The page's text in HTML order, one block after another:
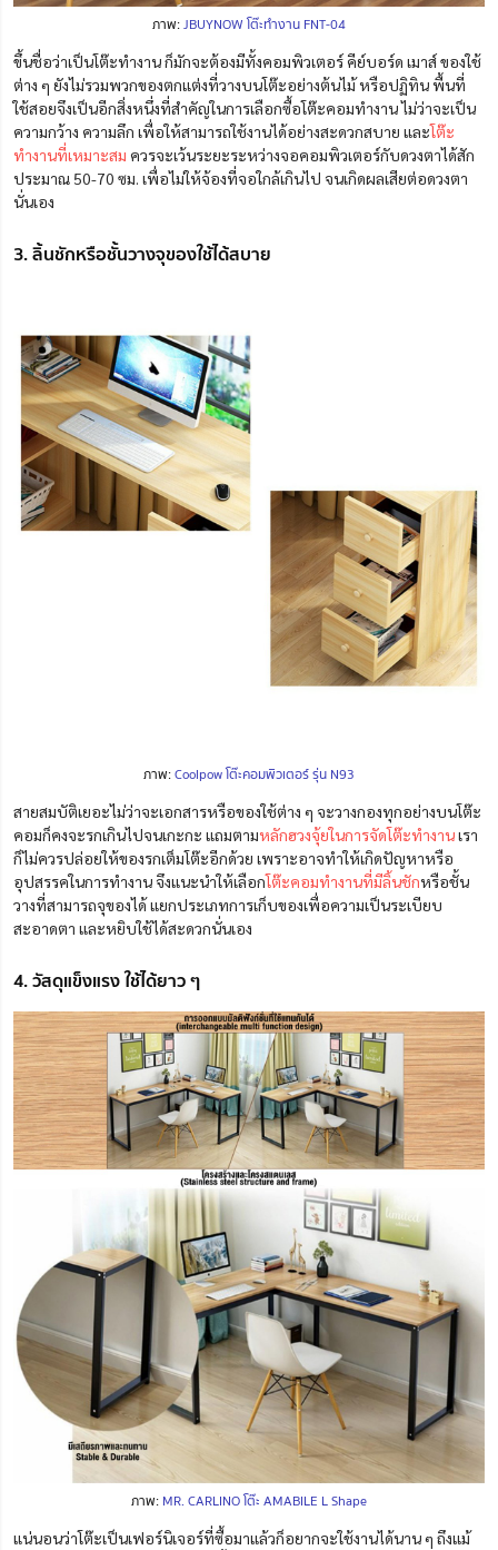
ภาพ:JBUYNOW โต๊ะทำงาน FNT-04
ขึ้นชื่อว่าเป็นโต๊ะทำงาน ก็มักจะต้องมีทั้งคอมพิวเตอร์ คีย์บอร์ด เมาส์ ของใช้
ต่าง ๆ ยังไม่รวมพวกของตกแต่งที่วางบนโต๊ะอย่างต้นไม้ หรือปฏิทิน พื้นที่
ใช้สอยจึงเป็นอีกสิ่งหนึ่งที่สำคัญในการเลือกซื้อโต๊ะคอมทำงาน ไม่ว่าจะเป็น
ความกว้าง ความลึก เพื่อให้สามารถใช้งานได้อย่างสะดวกสบาย และโต๊ะ
ทำงานที่เหมาะสม ควรจะเว้นระยะระหว่างจอคอมพิวเตอร์กับดวงตาได้สัก
ประมาณ 50-70 ซม. เพื่อไม่ให้จ้องที่จอใกล้เกินไป จนเกิดผลเสียต่อดวงตา
นั่นเอง
3. ลิ้นชักหรือชั้นวางจุของใช้ได้สบาย
ภาพ:Coolpow โต๊ะคอมพิวเตอร์ รุ่น N93
สายสมบัติเยอะไม่ว่าจะเอกสารหรือของใช้ต่าง ๆ จะวางกองทุกอย่างบนโต๊ะ
คอมก็คงจะรกเกินไปจนเกะกะ แถมตามหลักฮวงจุ้ยในการจัดโต๊ะทำงานเรา
ก็ไม่ควรปล่อยให้ของรกเต็มโต๊ะอีกด้วย เพราะอาจทำให้เกิดปัญหาหรือ
อุปสรรคในการทำงาน จึงแนะนำให้เลือกโต๊ะคอมทำงานที่มีลิ้นชักหรือชั้น
วางที่สามารถจุของได้ แยกประเภทการเก็บของเพื่อความเป็นระเบียบ
สะอาดตา และหยิบใช้ได้สะดวกนั่นเอง
4. วัสดุแข็งแรง ใช้ได้ยาว ๆ
ภาพ: MR. CARLINO โต๊ะ AMABILE L Shape
แน่นอนว่าโต๊ะเป็นเฟอร์นิเจอร์ที่ซื้อมาแล้วก็อยากจะใช้งานได้นาน ๆ ถึงแม้